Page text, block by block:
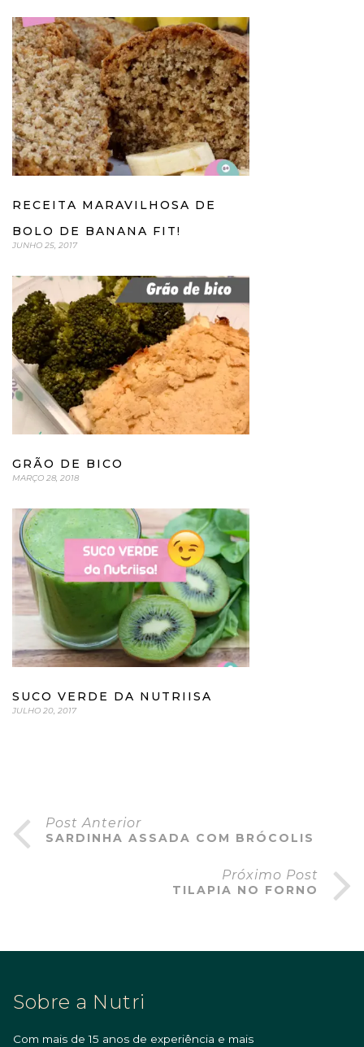
RECEITA MARAVILHOSA DE
BOLO DE BANANA FIT!
JUNHO 25, 2017
GRÃO DE BICO
MARÇO 28, 2018
SUCO VERDE DA NUTRIISA
JULHO 20, 2017
Post Anterior
SARDINHA ASSADA COM BRÓCOLIS
Próximo Post
TILAPIA NO FORNO
Sobre a Nutri
Com mais de 15 anos de experiência e mais